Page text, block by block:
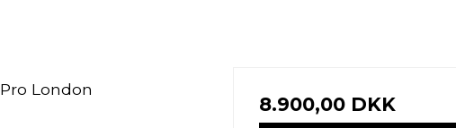
Pro London
8.900,00 DKK